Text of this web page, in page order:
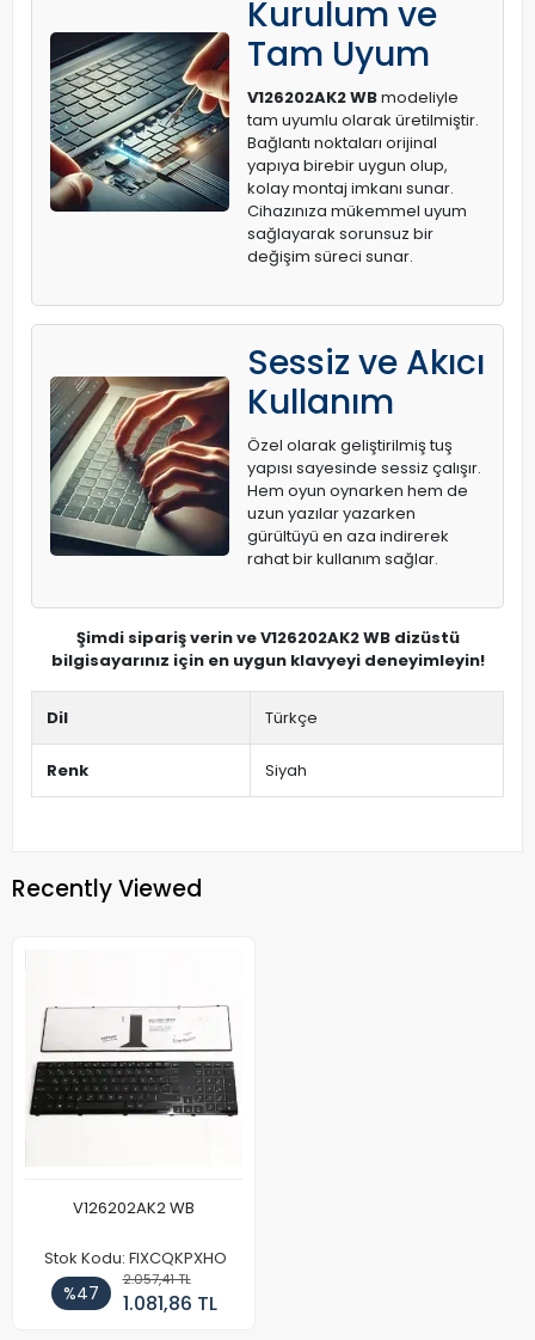
Kurulum ve
Tam Uyum
V126202AK2 WBmodeliyle
tam uyumlu olarak üretilmiştir.
Bağlantı noktaları orijinal
yapıya birebir uygun olup,
kolay montaj imkanı sunar.
Cihazınıza mükemmel uyum
sağlayarak sorunsuz bir
değişim süreci sunar.
Sessiz ve Akıcı
Kullanım
Özel olarak geliştirilmiş tuş
yapısı sayesinde sessiz çalışır.
Hem oyun oynarken hem de
uzun yazılar yazarken
gürültüyü en aza indirerek
rahat bir kullanım sağlar.
Şimdi sipariş verin ve V126202AK2 WB dizüstü
bilgisayarınız için en uygun klavyeyi deneyimleyin!
Dil Türkçe
Renk Siyah
Recently Viewed
V126202AK2 WB
Stok Kodu: FIXCQKPXHO
%47
2.057,41 TL
1.081,86 TL